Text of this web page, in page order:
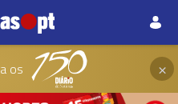
os ×